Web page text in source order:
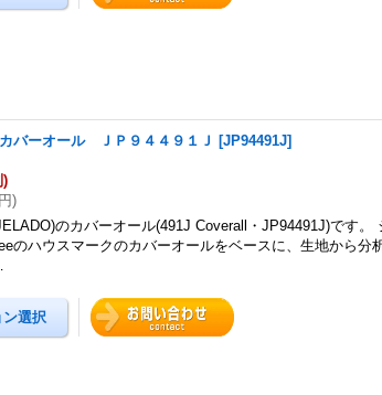
バーオール ＪＰ９４４９１Ｊ [JP94491J]
)
)
のカバーオール(491J Coverall・JP94491J)です。
のハウスマークのカバーオールをベースに、生地から分